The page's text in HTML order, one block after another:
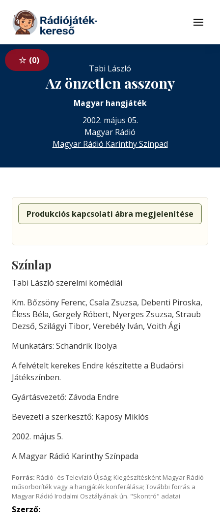
Tovább a tartalomhoz
Menü
0
Tabi László
Az önzetlen asszony
Magyar hangjáték
2002. május 05.
Magyar Rádió
Magyar Rádió Karinthy Színpad
Produkciós kapcsolati ábra megjelenítése
Színlap
Tabi László szerelmi komédiái
Km. Bőzsöny Ferenc, Csala Zsuzsa, Debenti Piroska,
Éless Béla, Gergely Róbert, Nyerges Zsuzsa, Straub
Dezső, Szilágyi Tibor, Verebély Iván, Voith Ági
Munkatárs: Schandrik Ibolya
A felvételt kerekes Endre készitette a Budaörsi
Játékszínben.
Gyártásvezető: Závoda Endre
Bevezeti a szerkesztő: Kaposy Miklós
2002. május 5.
A Magyar Rádió Karinthy Színpada
Forrás: Rádió- és Televízió Újság; Kiegészítésként Magyar Rádió
műsorboríték vagy a hangjáték konferálása; További forrás a
Magyar Rádió Irodalmi Osztályának ún. "Skontró" adatai
Szerző: